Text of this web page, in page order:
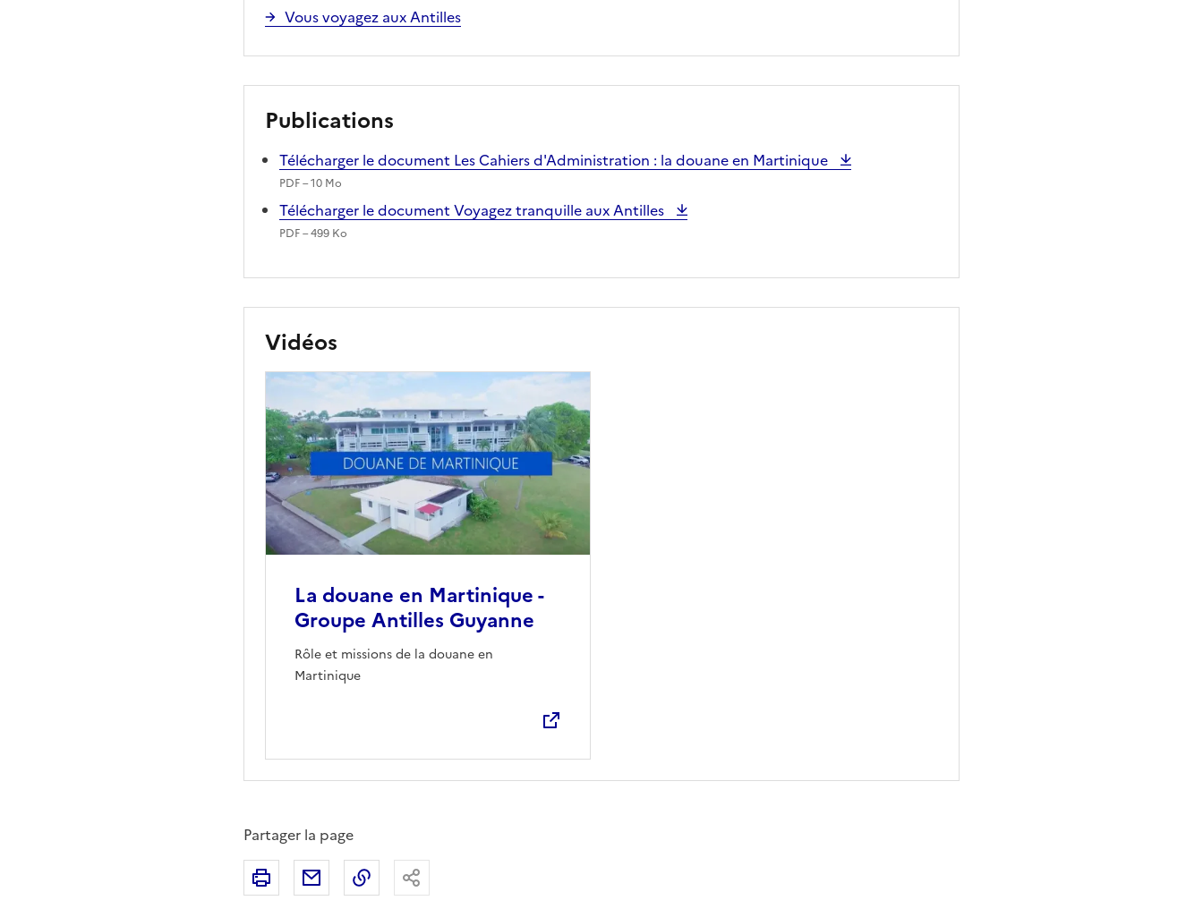
Vous voyagez aux Antilles
Publications
Télécharger le document Les Cahiers d'Administration : la douane en Martinique
PDF – 10 Mo
Télécharger le document Voyagez tranquille aux Antilles
PDF – 499 Ko
Vidéos
La douane en Martinique -
Groupe Antilles Guyanne
Rôle et missions de la douane en
Martinique
Partager la page
Imprimer Partager par email
Copier le lien